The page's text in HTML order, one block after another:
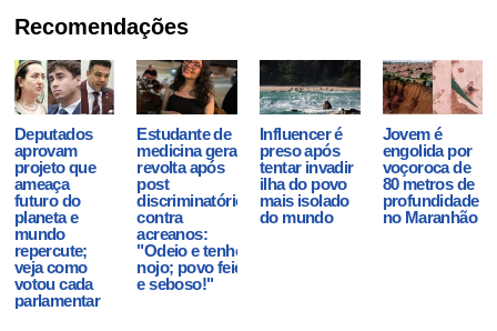
Recomendações
Deputados
aprovam
projeto que
ameaça
futuro do
planeta e
mundo
repercute;
veja como
votou cada
parlamentar
Estudante de
medicina gera
revolta após
post
discriminatório
contra
acreanos:
"Odeio e tenho
nojo; povo feio
e seboso!"
Influencer é
preso após
tentar invadir
ilha do povo
mais isolado
do mundo
Jovem é
engolida por
voçoroca de
80 metros de
profundidade
no Maranhão